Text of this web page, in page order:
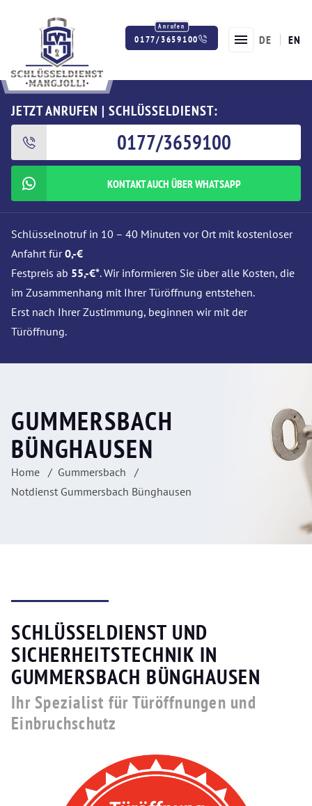
0177/3659100 DE EN
JETZT ANRUFEN | SCHLÜSSELDIENST:
0177/3659100
KONTAKT AUCH ÜBER WHATSAPP
Schlüsselnotruf in 10 – 40 Minuten vor Ort mit kostenloser
Anfahrt für0,-€
Festpreis ab 55,-€*. Wir informieren Sie über alle Kosten, die
im Zusammenhang mit Ihrer Türöffnung entstehen.
Erst nach Ihrer Zustimmung, beginnen wir mit der
Türöffnung.
GUMMERSBACH
BÜNGHAUSEN
Home
Gummersbach
Notdienst Gummersbach Bünghausen
SCHLÜSSELDIENST UND
SICHERHEITSTECHNIK IN
GUMMERSBACH BÜNGHAUSEN
Ihr Spezialist für Türöffnungen und
Einbruchschutz